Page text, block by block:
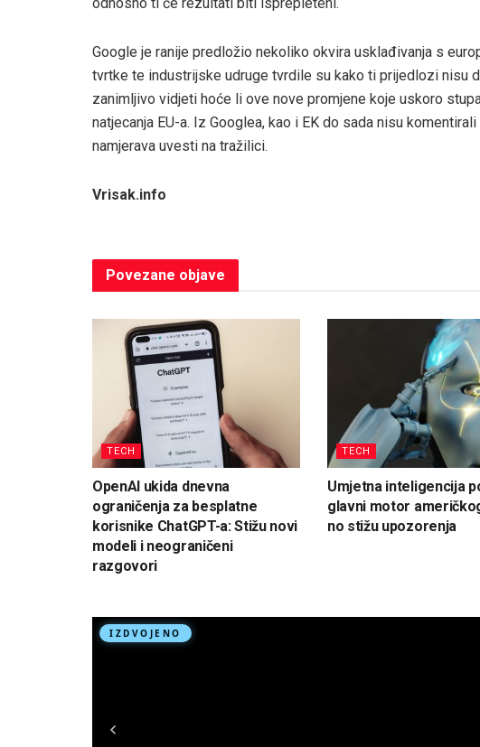
Google je ranije predložio nekoliko okvira usklađivanja s
tvrtke te industrijske udruge tvrdile su kako ti prijedlozi nisu
zanimljivo vidjeti hoće li ove nove promjene koje uskoro
natjecanja EU-a. Iz Googlea, kao i EK do sada nisu
namjerava uvesti na tražilici.
Vrisak.info
Povezane objave
TECH
OpenAI ukida dnevna
ograničenja za besplatne
korisnike ChatGPT-a: Stižu novi
modeli i neograničeni
razgovori
TECH
Umjetna inteligencija
glavni motor
no stižu upozorenja